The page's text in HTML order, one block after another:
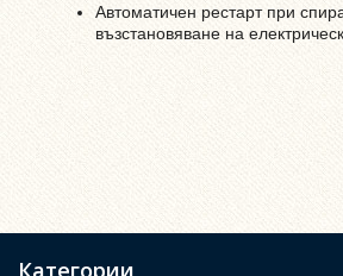
Автоматичен рестарт при
възстановяване на
Категории